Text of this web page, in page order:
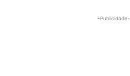
-Publicidade-